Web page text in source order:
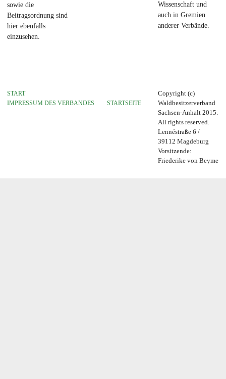
sowie die
Beitragsordnung sind
hier ebenfalls
einzusehen.
Wissenschaft und
auch in Gremien
anderer Verbände.
START
IMPRESSUM DES VERBANDES
STARTSEITE
Copyright (c)
Waldbesitzerverband
Sachsen-Anhalt 2015.
All rights reserved.
Lennéstraße 6 /
39112 Magdeburg
Vorsitzende:
Friederike von Beyme